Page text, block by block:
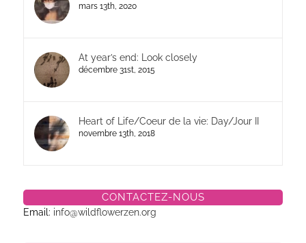
mars 13th, 2020
At year’s end: Look closely
décembre 31st, 2015
Heart of Life/Coeur de la vie: Day/Jour II
novembre 13th, 2018
CONTACTEZ-NOUS
Email: info@wildflowerzen.org